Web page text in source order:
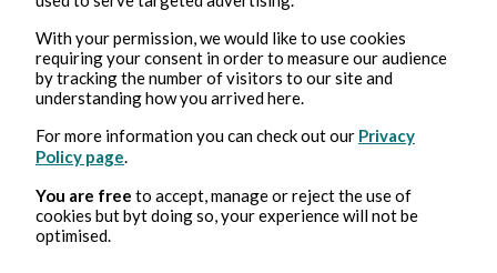
12 avr. 20261 min de lecture
huitième centrosudoku, avec la solution du septième
centrosudoku.
Jeux vidéo et jeux
Bruno Druille
With your permission, we would like to use cookies
requiring your consent in order to measure our audience
by tracking the number of visitors to our site and
understanding how you arrived here.
For more information you can check out our Privacy
Policy page
You are free to accept, manage or reject the use of
cookies but byt doing so, your experience will not be
optimised.